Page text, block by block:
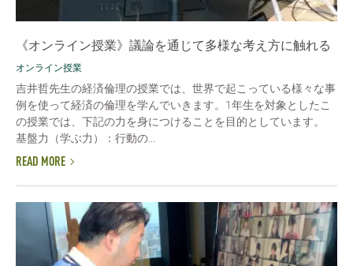
《オンライン授業》議論を通じて多様な考え方に触れる
オンライン授業
吉井哲先生の経済倫理の授業では、世界で起こっている様々な事
例を使って経済の倫理を学んでいきます。1年生を対象としたこ
の授業では、下記の力を身につけることを目的としています。
基盤力（学ぶ力）：行動の...
READ MORE